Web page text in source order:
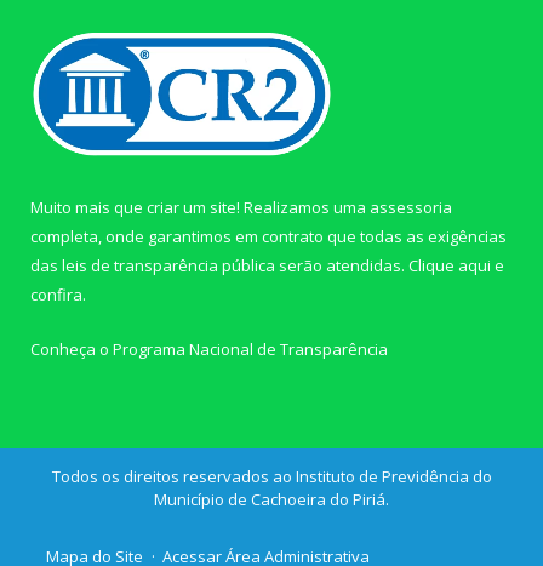
Muito mais que criar um site! Realizamos uma assessoria
completa, onde garantimos em contrato que todas as exigências
das leis de transparência pública serão atendidas. Clique aqui e
confira.
Conheça o Programa Nacional de Transparência
Todos os direitos reservados ao Instituto de Previdência do
Município de Cachoeira do Piriá.
Mapa do Site Acessar Área Administrativa